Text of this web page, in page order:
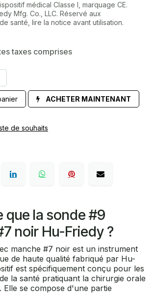
médical Classe I, marquage CE.
Mfg. Co., LLC. Réservé aux
santé, lire la notice avant utilisation.
taxes comprises
ACHETER MAINTENANT
de souhaits
que la sonde #9
noir Hu-Friedy ?
manche #7 noir est un instrument
de haute qualité fabriqué par Hu-
est spécifiquement conçu pour les
la santé pratiquant la chirurgie orale
Elle se compose d'une partie